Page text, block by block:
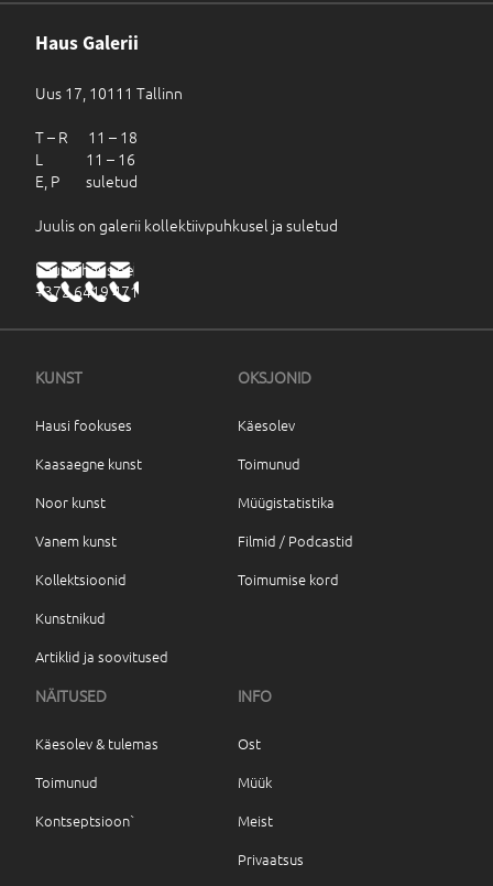
Haus Galerii
Uus 17, 10111 Tallinn
T – R 11 – 18
L 11 – 16
E, P suletud
Juulis on galerii kollektiivpuhkusel ja suletud
haus@haus.ee
+372 6419 471
KUNST
Hausi fookuses
Kaasaegne kunst
Noor kunst
Vanem kunst
Kollektsioonid
Kunstnikud
Artiklid ja soovitused
OKSJONID
Käesolev
Toimunud
Müügistatistika
Filmid / Podcastid
Toimumise kord
NÄITUSED
Käesolev & tulemas
Toimunud
Kontseptsioon`
INFO
Ost
Müük
Meist
Privaatsus